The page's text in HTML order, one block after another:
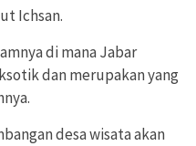
Ichsan.
di mana Jabar
dan merupakan yang
desa wisata akan